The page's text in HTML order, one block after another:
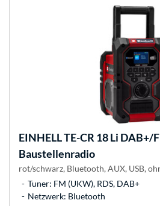
EINHELLTE-CR 18 Li DAB+/
Baustellenradio
rot/schwarz, Bluetooth, AUX, USB,
Tuner: FM (UKW), RDS, DAB+
Netzwerk: Bluetooth